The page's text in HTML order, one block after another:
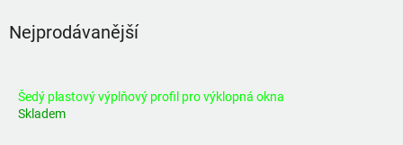
Nejprodávanější
Šedý plastový výplňový profil pro výklopná okna
Skladem